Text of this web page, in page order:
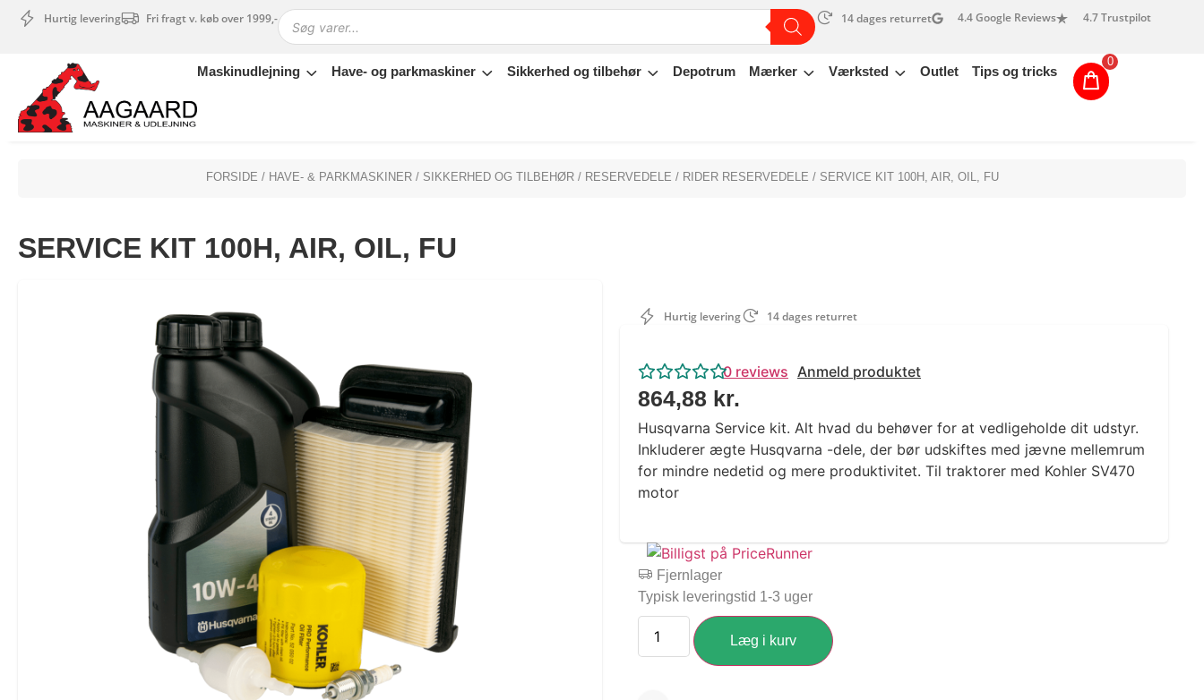
Hurtig levering Fri fragt v. køb over 1999,- 14 dages returret 4.4 Google Reviews 4.7 Trustpilot
Maskinudlejning Have- og parkmaskiner Sikkerhed og tilbehør Depotrum Mærker Værksted Outlet Tips og tricks
0
Maskinudlejning
Have- og parkmaskiner
Sikkerhed og tilbehør
Outlet
FORSIDE / HAVE- & PARKMASKINER/ SIKKERHED OG TILBEHØR/ RESERVEDELE / RIDER RESERVEDELE / SERVICE KIT 100H, AIR, OIL, FU
SERVICE KIT 100H, AIR, OIL, FU
Hurtig levering 14 dages returret
0 reviews Anmeld produktet
864,88 kr.
Husqvarna Service kit. Alt hvad du behøver for at vedligeholde dit udstyr.
Inkluderer ægte Husqvarna -dele, der bør udskiftes med jævne mellemrum
for mindre nedetid og mere produktivitet. Til traktorer med Kohler SV470
motor
Fjernlager
Typisk leveringstid 1-3 uger
Læg i kurv